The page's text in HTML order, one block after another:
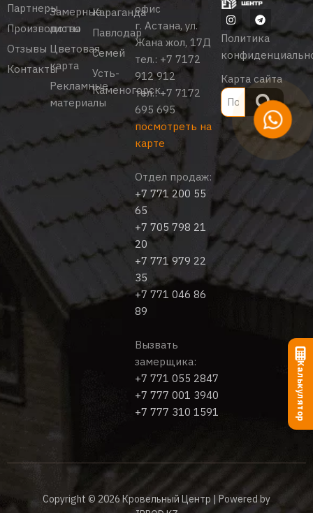
Партнеры
Производство
Отзывы
Контакты
Замерные
листы
Цветовая
карта
Рекламные
материалы
Караганда
Павлодар
Семей
Усть-
Каменогорск
офис
г. Астана, ул.
Жана жол, 17Д
тел.: +7 7172
912 912
тел.:+7 7172
695 695
посмотреть на
карте
Отдел продаж:
+7 771 200 55
65
+7 705 798 21
20
+7 771 979 22
35
+7 771 046 86
89
Вызвать
замерщика:
+7 771 055 2847
+7 777 001 3940
+7 777 310 1591
Политика
Карта сайта
Copyright © 2026 Кровельный Центр | Powered by
Калькулятор